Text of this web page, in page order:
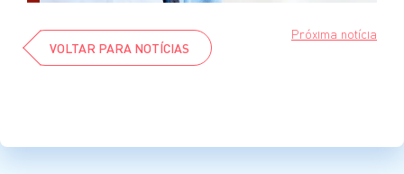
VOLTAR PARA NOTÍCIAS
Próxima notícia